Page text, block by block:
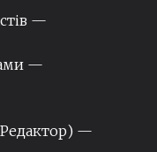
—
—
—